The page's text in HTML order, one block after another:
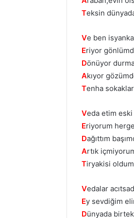
Teksin
Ve ben
Eriyor
Dönüyor
Akıyor
Tenha
Veda etim eski
Eriyorum
Dağıttım
Artık
Tiryakisi
Vedalar
Ey sevdiğim
Dünyada